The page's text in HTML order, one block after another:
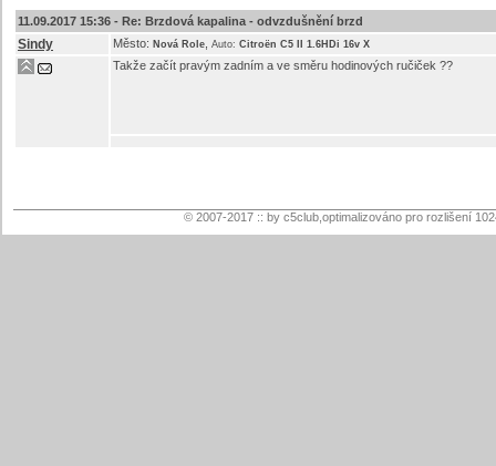
11.09.2017 15:36 - Re: Brzdová kapalina - odvzdušnění brzd
Sindy Město: Nová Role Auto: Citroën C5 II 1.6HDi 16v X
Takže začít pravým zadním a ve směru hodinových ručiček ??
© 2007-2017 :: by c5club,optimalizováno pro rozlišení